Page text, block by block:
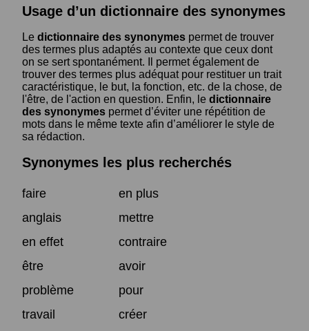
Usage d’un dictionnaire des synonymes
Le dictionnaire des synonymes permet de trouver
des termes plus adaptés au contexte que ceux dont
on se sert spontanément. Il permet également de
trouver des termes plus adéquat pour restituer un trait
caractéristique, le but, la fonction, etc. de la chose, de
l'être, de l'action en question. Enfin, le dictionnaire
des synonymes permet d’éviter une répétition de
mots dans le même texte afin d’améliorer le style de
sa rédaction.
Synonymes les plus recherchés
faire
en plus
anglais
mettre
en effet
contraire
être
avoir
problème
pour
travail
créer